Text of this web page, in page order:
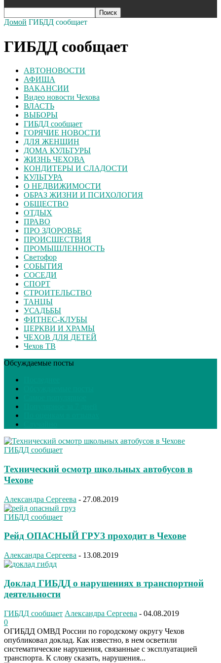
Домой ГИБДД сообщает
ГИБДД сообщает
АВТОНОВОСТИ
АФИША
ВАКАНСИИ
Видео новости Чехова
ВЛАСТЬ
ВЫБОРЫ
ГИБДД сообщает
ГОРЯЧИЕ НОВОСТИ
ДЛЯ ЖЕНЩИН
ДОМА КУЛЬТУРЫ
ЖИЗНЬ ЧЕХОВА
КОНДИТЕРЫ И СЛАДОСТИ
КУЛЬТУРА
О НЕДВИЖИМОСТИ
ОБРАЗ ЖИЗНИ И ПСИХОЛОГИЯ
ОБЩЕСТВО
ОТДЫХ
ПРАВО
ПРО ЗДОРОВЬЕ
ПРОИСШЕСТВИЯ
ПРОМЫШЛЕННОСТЬ
Светофор
СОБЫТИЯ
СОСЕДИ
СПОРТ
СТРОИТЕЛЬСТВО
ТАНЦЫ
УСАДЬБЫ
ФИТНЕС-КЛУБЫ
ЦЕРКВИ И ХРАМЫ
ЧЕХОВ ДЛЯ ДЕТЕЙ
Чехов ТВ
Обсуждаемые посты
ГИБДД сообщает
Технический осмотр школьных автобусов в
Чехове
Александра Сергеева - 27.08.2019
ГИБДД сообщает
Рейд ОПАСНЫЙ ГРУЗ проходит в Чехове
Александра Сергеева - 13.08.2019
Доклад ГИБДД о нарушениях в транспортной
деятельности
ГИБДД сообщает Александра Сергеева - 04.08.2019
0
ОГИБДД ОМВД России по городскому округу Чехов
опубликовал доклад. Как известно, в нем осветили
систематические нарушения, связанные с эксплуатацией
транспорта. К слову сказать, нарушения...